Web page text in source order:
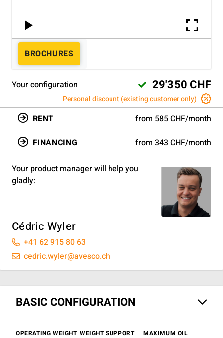
BROCHURES
Your configuration 29'350 CHF
Personal discount (existing customer only)
RENT
from 585 CHF/month
FINANCING
from 343 CHF/month
Your product manager will help you
gladly:
Cédric Wyler
+41 62 915 80 63
cedric.wyler@avesco.ch
BASIC CONFIGURATION
OPERATING WEIGHT WEIGHT SUPPORT
MAXIMUM OIL